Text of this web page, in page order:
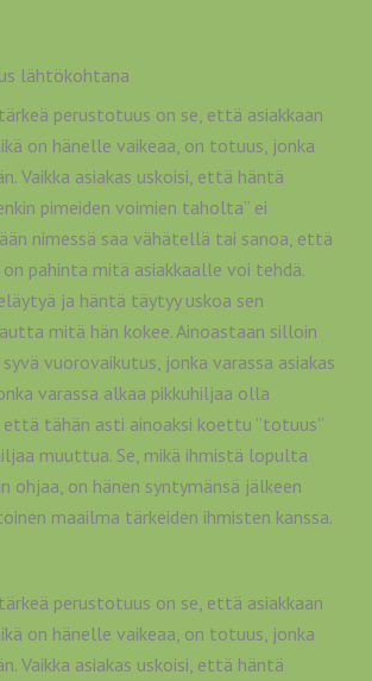
lähtökohtana
perustotuus on se, että asiakkaan
on hänelle vaikeaa, on totuus, jonka
Vaikka asiakas uskoisi, että häntä
pimeiden voimien taholta” ei
nimessä saa vähätellä tai sanoa, että
on pahinta mitä asiakkaalle voi tehdä.
ja häntä täytyy uskoa sen
mitä hän kokee. Ainoastaan silloin
vuorovaikutus, jonka varassa asiakas
varassa alkaa pikkuhiljaa olla
tähän asti ainoaksi koettu ”totuus”
muuttua. Se, mikä ihmistä lopulta
ohjaa, on hänen syntymänsä jälkeen
maailma tärkeiden ihmisten kanssa.
perustotuus on se, että asiakkaan
on hänelle vaikeaa, on totuus, jonka
Vaikka asiakas uskoisi, että häntä